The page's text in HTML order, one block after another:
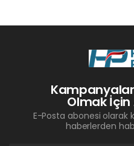
Olmak
E-Posta abonesi olarak
haberlerden